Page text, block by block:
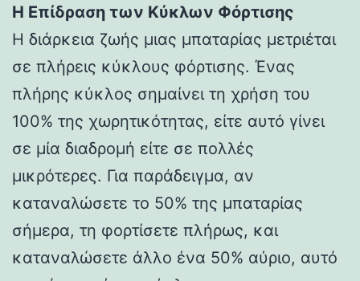
Η Επίδραση των Κύκλων Φόρτισης
Η διάρκεια ζωής μιας μπαταρίας μετριέται
σε πλήρεις κύκλους φόρτισης. Ένας
πλήρης κύκλος σημαίνει τη χρήση του
100% της χωρητικότητας, είτε αυτό γίνει
σε μία διαδρομή είτε σε πολλές
μικρότερες. Για παράδειγμα, αν
καταναλώσετε το 50% της μπαταρίας
σήμερα, τη φορτίσετε πλήρως, και
καταναλώσετε άλλο ένα 50% αύριο, αυτό